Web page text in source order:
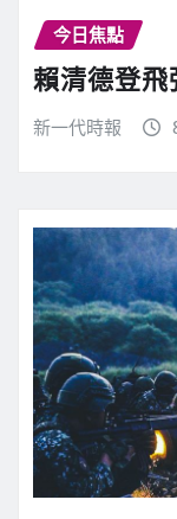
今日焦點
賴清德登
新一代時報